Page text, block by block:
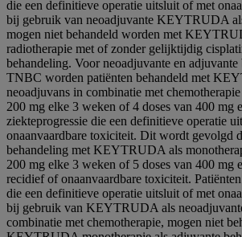
die een definitieve operatie uitsluit of met
bij gebruik van neoadjuvante KEYTRUDA
mogen niet behandeld worden met
radiotherapie met of zonder gelijktijdig
behandeling. Voor neoadjuvante en adjuvante
TNBC worden patiënten behandeld met
neoadjuvans in combinatie met
200 mg elke 3 weken of 4 doses van 400 mg
ziekteprogressie die een definitieve operatie
onaanvaardbare toxiciteit. Dit wordt gevolgd
behandeling met KEYTRUDA als
200 mg elke 3 weken of 5 doses van 400 mg
recidief of onaanvaardbare toxiciteit.
die een definitieve operatie uitsluit of met
bij gebruik van KEYTRUDA als
combinatie met chemotherapie, mogen niet